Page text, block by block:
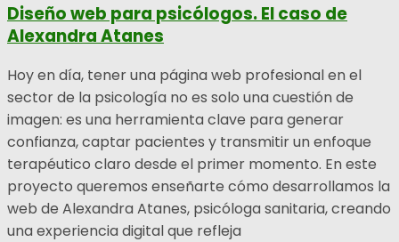
Diseño web para psicólogos. El caso de
Alexandra Atanes
Hoy en día, tener una página web profesional en el
sector de la psicología no es solo una cuestión de
imagen: es una herramienta clave para generar
confianza, captar pacientes y transmitir un enfoque
terapéutico claro desde el primer momento. En este
proyecto queremos enseñarte cómo desarrollamos la
web de Alexandra Atanes, psicóloga sanitaria, creando
una experiencia digital que refleja